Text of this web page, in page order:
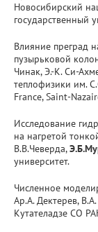
Новосибирский
государственный
Влияние преград
пузырьковой
Чинак, Э.-К. Си-
теплофизики им.
France, Saint-
Исследование
на нагретой
В.В.Чеверда,Э.Б.
университет.
Численное
Ар.А. Дектерев,
Кутателадзе СО